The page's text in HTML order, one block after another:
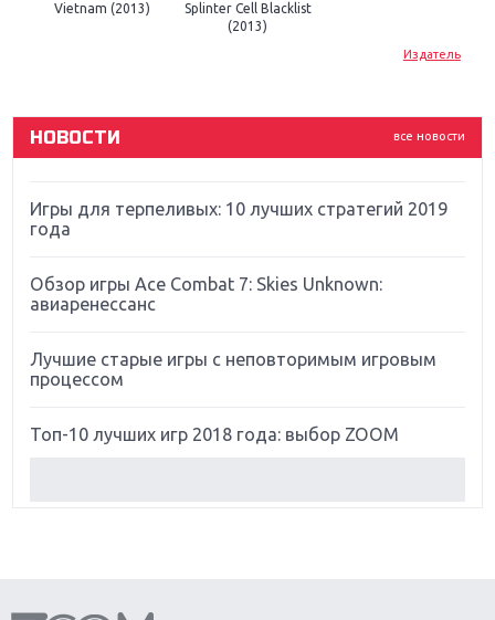
Vietnam (2013)
Splinter Cell Blacklist
(2013)
Издатель
все новости
НОВОСТИ
Новинки для Nintendo Switch: Labo, South Park и
Far Cry 5: хвалить нельзя ругать
Игры для терпеливых: 10 лучших стратегий 2019
года
Обзор игры Ace Combat 7: Skies Unknown:
авиаренессанс
Лучшие старые игры с неповторимым игровым
процессом
Топ-10 лучших игр 2018 года: выбор ZOOM